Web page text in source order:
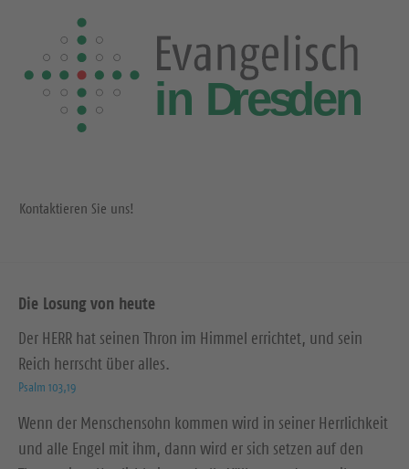
Kontaktieren Sie uns!
Die Losung von heute
Der HERR hat seinen Thron im Himmel errichtet, und sein
Reich herrscht über alles.
Psalm 103,19
Wenn der Menschensohn kommen wird in seiner Herrlichkeit
und alle Engel mit ihm, dann wird er sich setzen auf den